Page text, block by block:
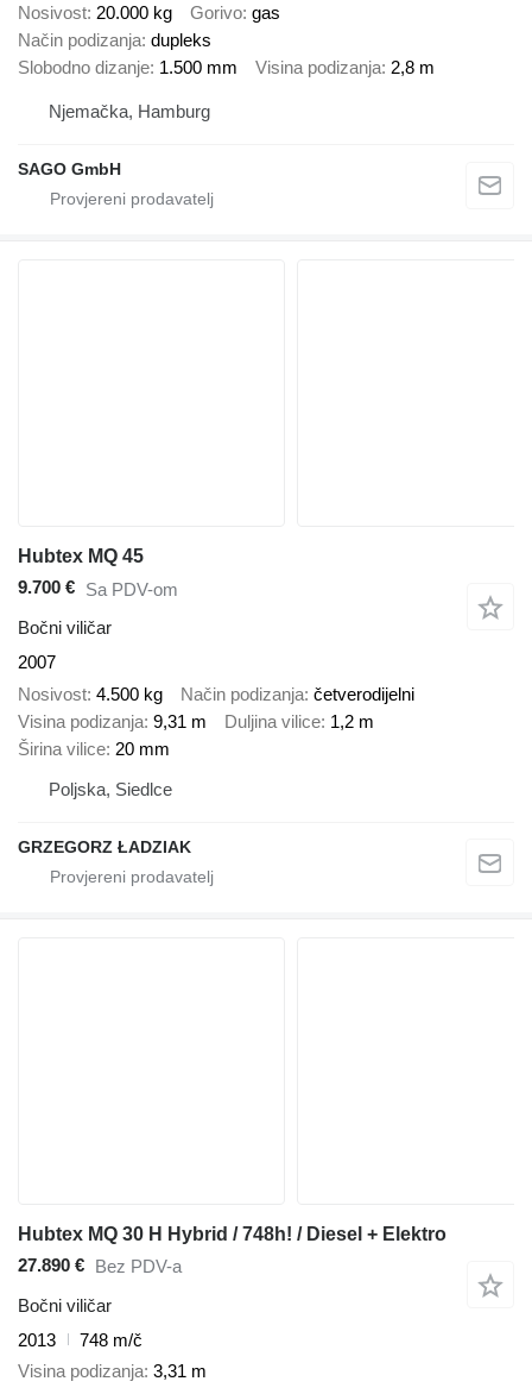
Nosivost 20.000 kg Gorivo gas
Način podizanja dupleks
Slobodno dizanje 1.500 mm Visina podizanja 2,8 m
Njemačka, Hamburg
SAGO GmbH
Hubtex MQ 45
9.700 € Sa PDV-om
Bočni viličar
2007
Nosivost 4.500 kg Način podizanja četverodijelni
Visina podizanja 9,31 m Duljina vilice 1,2 m
Širina vilice 20 mm
Poljska, Siedlce
GRZEGORZ ŁADZIAK
Hubtex MQ 30 H Hybrid / 748h! / Diesel + Elektro
27.890 € Bez PDV-a
Bočni viličar
2013
748 m/č
Visina podizanja 3,31 m